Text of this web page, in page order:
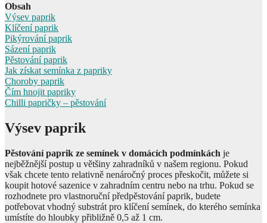
Obsah
Výsev paprik
Klíčení paprik
Pikýrování paprik
Sázení paprik
Pěstování paprik
Jak získat semínka z papriky
Choroby paprik
Čím hnojit papriky
Chilli papričky – pěstování
Výsev paprik
Pěstování paprik ze semínek v domácích podmínkách je
nejběžnější postup u většiny zahradníků v našem regionu. Pokud
však chcete tento relativně nenáročný proces přeskočit, můžete si
koupit hotové sazenice v zahradním centru nebo na trhu. Pokud se
rozhodnete pro vlastnoruční předpěstování paprik, budete
potřebovat vhodný substrát pro klíčení semínek, do kterého semínka
umístíte do hloubky přibližně 0,5 až 1 cm.